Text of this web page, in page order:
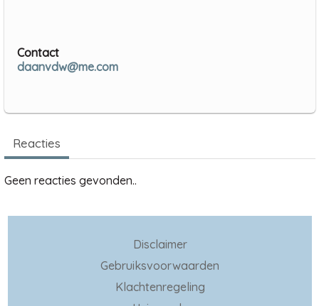
Contact
daanvdw@me.com
Reacties
Geen reacties gevonden..
Disclaimer
Gebruiksvoorwaarden
Klachtenregeling